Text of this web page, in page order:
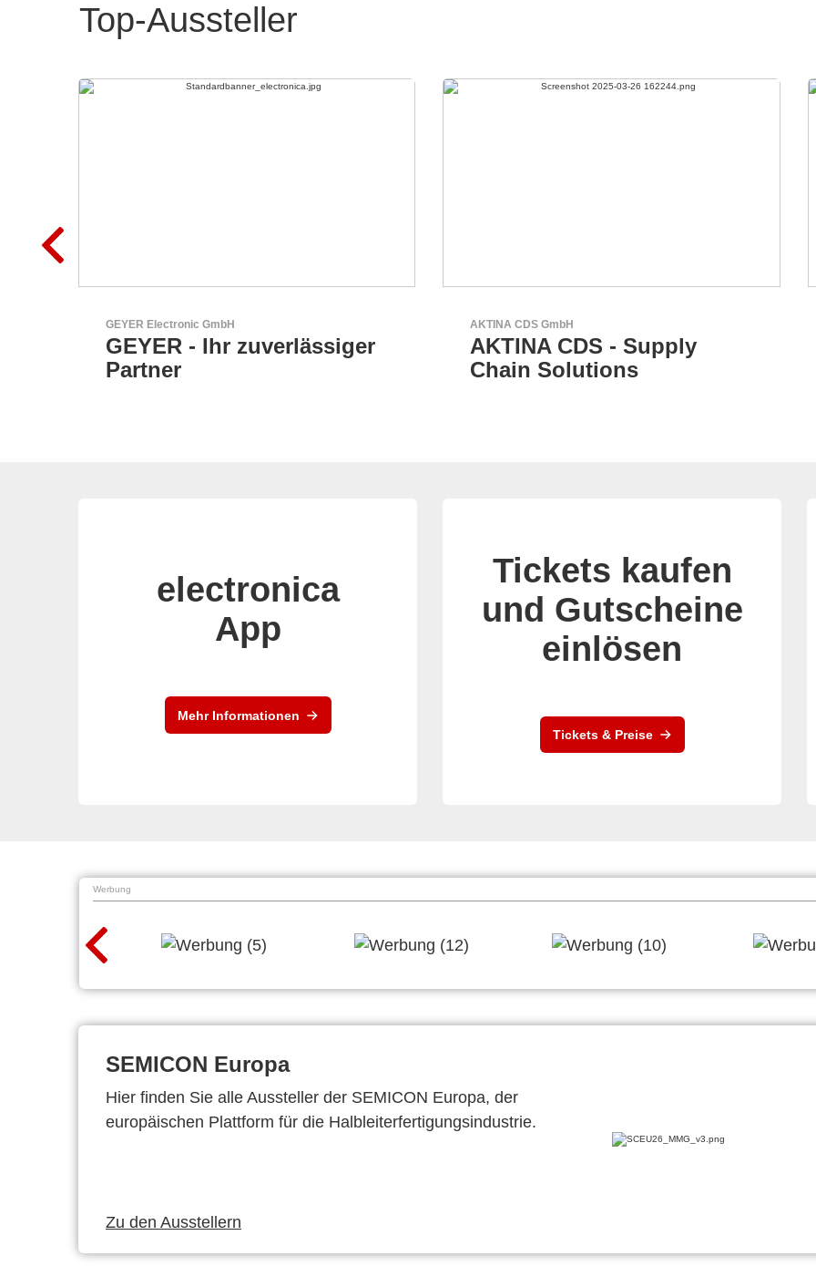
Top-Aussteller
AKTINA CDS GmbH
AKTINA CDS - Supply
Chain Solutions
Özdisan Elektronik A.S.
Partner für Lösungen mit
elektronischen
electronica
App
Mehr Informationen
Tickets kaufen
und Gutscheine
einlösen
Tickets & Preise
Werbung
SEMICON Europa
Hier finden Sie alle Aussteller der SEMICON Europa, der
europäischen Plattform für die Halbleiterfertigungsindustrie.
Zu den Ausstellern